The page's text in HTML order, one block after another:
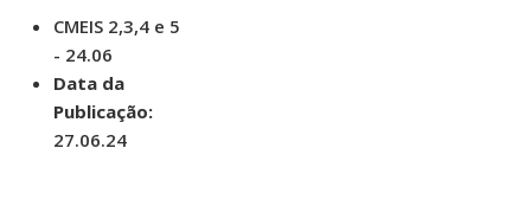
CMEIS 2,3,4 e 5
- 24.06
Data da
Publicação:
27.06.24